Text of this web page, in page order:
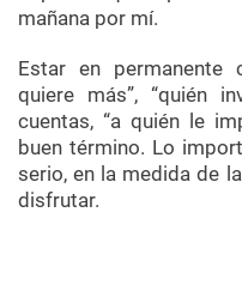
mañana por mí.
Estar en permanente
quiere más”, “quién
cuentas, “a quién le
buen término. Lo
serio, en la medida de
disfrutar.